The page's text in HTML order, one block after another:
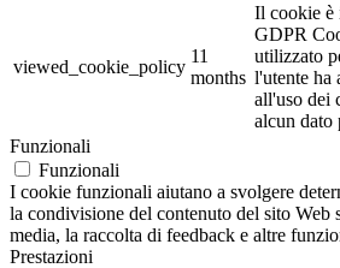
viewed_cookie_policy
11
months
Il cookie è
GDPR
utilizzato
l'utente ha
all'uso dei
alcun dato
Funzionali
Funzionali
I cookie funzionali aiutano a svolgere
la condivisione del contenuto del sito Web
media, la raccolta di feedback e altre
Prestazioni